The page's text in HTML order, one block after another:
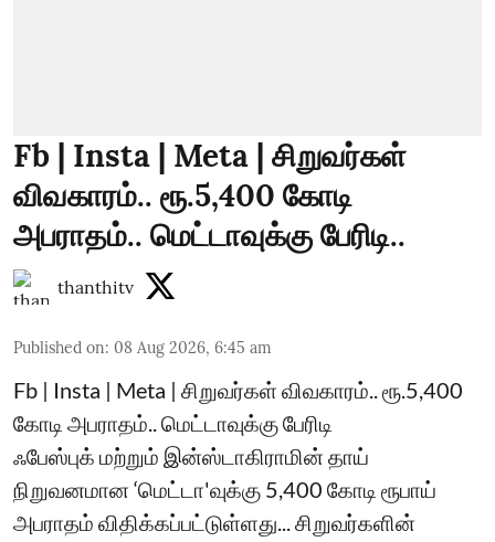
Fb | Insta | Meta | சிறுவர்கள்
விவகாரம்.. ரூ.5,400 கோடி
அபராதம்.. மெட்டாவுக்கு பேரிடி..
thanthitv
Published on: 08 Aug 2026, 6:45 am
Fb | Insta | Meta | சிறுவர்கள் விவகாரம்.. ரூ.5,400
கோடி அபராதம்.. மெட்டாவுக்கு பேரிடி
ஃபேஸ்புக் மற்றும் இன்ஸ்டாகிராமின் தாய்
நிறுவனமான ‘மெட்டா'வுக்கு 5,400 கோடி ரூபாய்
அபராதம் விதிக்கப்பட்டுள்ளது... சிறுவர்களின்